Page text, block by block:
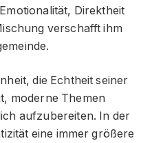
Direktheit
verschafft ihm
die Echtheit seiner
moderne Themen
aufzubereiten. In der
eine immer größere